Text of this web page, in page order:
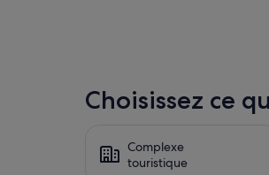
au
24 dernières
heures
Choisissez ce
Complexe
touristique